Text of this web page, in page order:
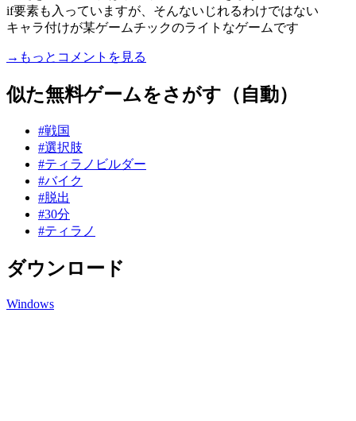
if要素も入っていますが、そんないじれるわけではない
キャラ付けが某ゲームチックのライトなゲームです
→もっとコメントを見る
似た無料ゲームをさがす（自動）
#戦国
#選択肢
#ティラノビルダー
#バイク
#脱出
#30分
#ティラノ
ダウンロード
Windows